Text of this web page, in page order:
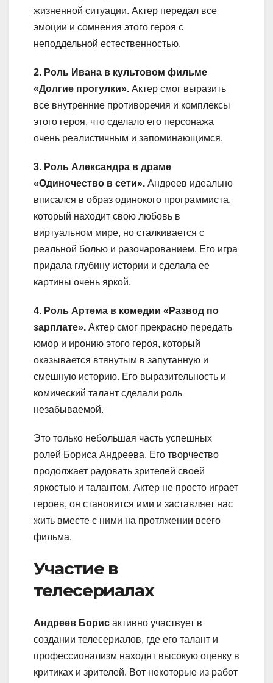
жизненной ситуации. Актер передал все
эмоции и сомнения этого героя с
неподдельной естественностью.
2. Роль Ивана в культовом фильме
«Долгие прогулки». Актер смог выразить
все внутренние противоречия и комплексы
этого героя, что сделало его персонажа
очень реалистичным и запоминающимся.
3. Роль Александра в драме
«Одиночество в сети». Андреев идеально
вписался в образ одинокого программиста,
который находит свою любовь в
виртуальном мире, но сталкивается с
реальной болью и разочарованием. Его игра
придала глубину истории и сделала ее
картины очень яркой.
4. Роль Артема в комедии «Развод по
зарплате». Актер смог прекрасно передать
юмор и иронию этого героя, который
оказывается втянутым в запутанную и
смешную историю. Его выразительность и
комический талант сделали роль
незабываемой.
Это только небольшая часть успешных
ролей Бориса Андреева. Его творчество
продолжает радовать зрителей своей
яркостью и талантом. Актер не просто играет
героев, он становится ими и заставляет нас
жить вместе с ними на протяжении всего
фильма.
Участие в
телесериалах
Андреев Борис активно участвует в
создании телесериалов, где его талант и
профессионализм находят высокую оценку в
критиках и зрителей. Вот некоторые из работ